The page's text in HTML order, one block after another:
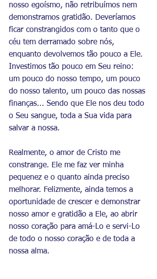
nosso egoísmo, não retribuímos nem
demonstramos gratidão. Deveríamos
ficar constrangidos com o tanto que o
céu tem derramado sobre nós,
enquanto devolvemos tão pouco a Ele.
Investimos tão pouco em Seu reino:
um pouco do nosso tempo, um pouco
do nosso talento, um pouco das nossas
finanças... Sendo que Ele nos deu todo
o Seu sangue, toda a Sua vida para
salvar a nossa.
Realmente, o amor de Cristo me
constrange. Ele me faz ver minha
pequenez e o quanto ainda preciso
melhorar. Felizmente, ainda temos a
oportunidade de crescer e demonstrar
nosso amor e gratidão a Ele, ao abrir
nosso coração para amá-Lo e servi-Lo
de todo o nosso coração e de toda a
nossa alma.